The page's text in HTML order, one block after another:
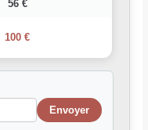
56 €
100 €